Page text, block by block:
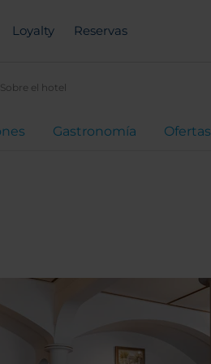
Loyalty Reservas
Sobre el hotel
Gastronomía Ofertas